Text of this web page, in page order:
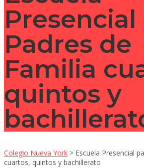
Presencial
Padres de
Familia
quintos y
Colegio Nueva York > Escuela Presencial
cuartos, quintos y bachillerato